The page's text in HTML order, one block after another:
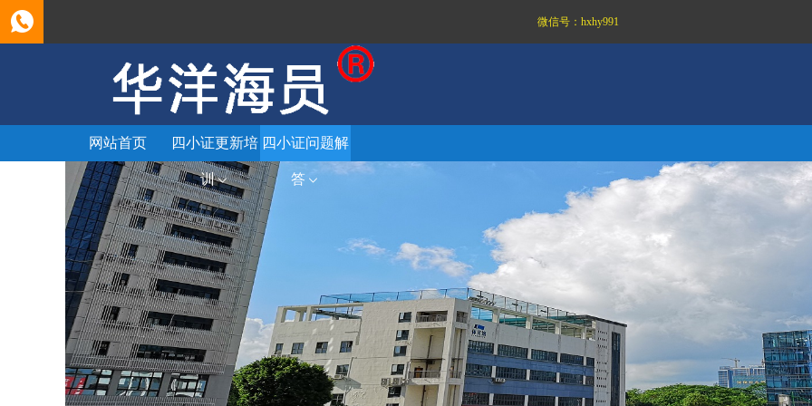
网站首页 四小证更新培
训
四小证问题解
答
微信号： hxhy991